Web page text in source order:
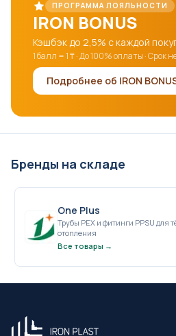
ПРОГРАММА ЛОЯЛЬНОСТИ
IRON BONUS
Кэшбэк до 2,5% с каждой
1 балл = 1 ₸ · До 100% оплаты · Срок
Подробнее об IRON
Бренды на складе
One Plus
Трубы PEX и фитинги PPSU для
отопления
Все товары →